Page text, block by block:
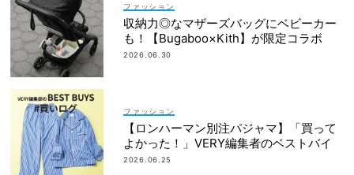
ファッション
収納力◎なマザーズバッグにベビーカー
も！【Bugaboo×Kith】が限定コラボ
2026.06.30
ファッション
【ロンハーマン別注パジャマ】「買って
よかった！」VERY編集者のベストバイ
2026.06.25